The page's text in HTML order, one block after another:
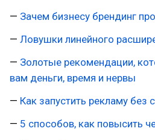
— Зачем бизнесу брендинг
— Ловушки линейного
— Золотые рекомендации,
вам деньги, время и нервы
— Как запустить рекламу без
— 5 способов, как повысить